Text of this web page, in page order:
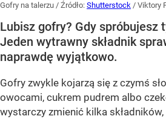
Gofry na talerzu / Źródło: Shutterstock / Viktory
Lubisz gofry? Gdy spróbujesz
Jeden wytrawny składnik
naprawdę wyjątkowo.
Gofry zwykle kojarzą się z czymś
owocami, cukrem pudrem albo
wystarczy zmienić kilka